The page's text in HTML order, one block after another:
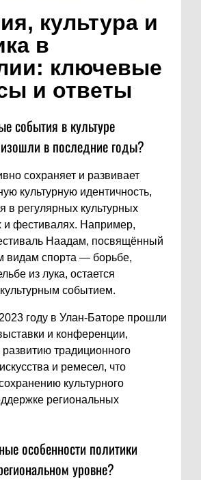
культура и
в
ключевые
и ответы
события в культуре
в последние годы?
сохраняет и развивает
культурную идентичность,
в регулярных культурных
и фестивалях. Например,
Наадам, посвящённый
видам спорта — борьбе,
из лука, остается
событием.
году в Улан-Баторе прошли
и конференции,
традиционного
и ремесел, что
культурного
региональных
особенности политики
уровне?